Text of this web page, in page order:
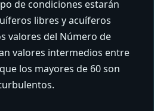
de condiciones estarán
libres y acuíferos
valores del Número de
valores intermedios entre
los mayores de 60 son